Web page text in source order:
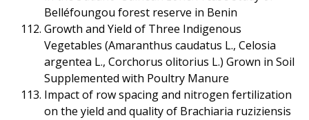
Belléfoungou forest reserve in Benin
Growth and Yield of Three Indigenous
Vegetables (Amaranthus caudatus L., Celosia
argentea L., Corchorus olitorius L.) Grown in Soil
Supplemented with Poultry Manure
Impact of row spacing and nitrogen fertilization
on the yield and quality of Brachiaria ruziziensis